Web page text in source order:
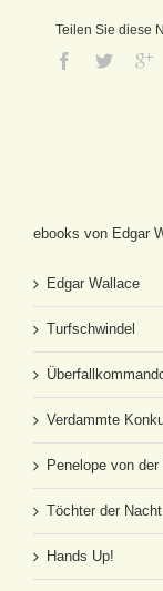
Teilen Sie diese
ebooks von Edgar
Edgar Wallace
Turfschwindel
Verdammte
Penelope von
Töchter der Nacht
Hands Up!